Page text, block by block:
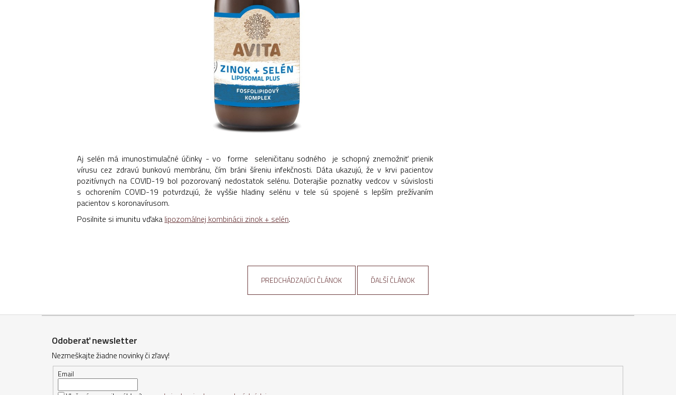
Aj selén má imunostimulačné účinky - vo forme seleničitanu sodného je schopný znemožniť prienik
vírusu cez zdravú bunkovú membránu, čím bráni šíreniu infekčnosti. Dáta ukazujú, že v krvi pacientov
pozitívnych na COVID-19 bol pozorovaný nedostatok selénu. Doterajšie poznatky vedcov v súvislosti
s ochorením COVID-19 potvrdzujú, že vyššie hladiny selénu v tele sú spojené s lepším prežívaním
pacientov s koronavírusom.
Posilnite si imunitu vďaka lipozomálnej kombinácii zinok + selén.
PREDCHÁDZAJÚCI ČLÁNOK ĎALŠÍ ČLÁNOK
Z
Odoberať newsletter
Nezmeškajte žiadne novinky či zľavy!
Email